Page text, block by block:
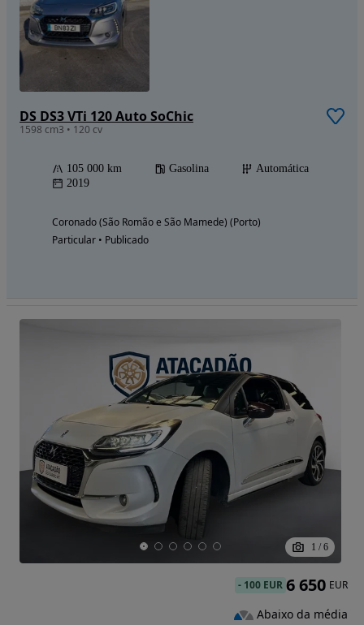
DS DS3 VTi 120 Auto SoChic
1598 cm3 • 120 cv
105 000 km Gasolina
Automática
2019
Coronado (São Romão e São Mamede) (Porto)
Particular • Publicado
1 / 6
- 100 EUR 6 650 EUR
Abaixo da média